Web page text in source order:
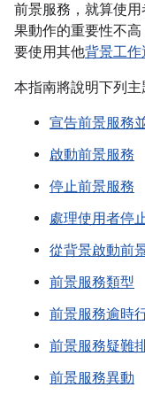
前景服務，就算使
果動作的重要性不
要使用其他背景工作
本指南將說明下列主
宣告前景服務
啟動前景服務
停止前景服務
處理使用者停
從背景啟動前
前景服務類型
前景服務逾時
前景服務疑難
前景服務異動